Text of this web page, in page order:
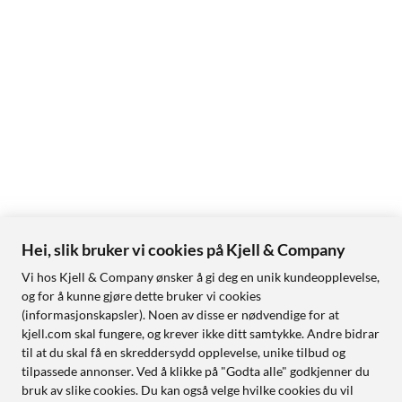
Hei, slik bruker vi cookies på Kjell & Company
Vi hos Kjell & Company ønsker å gi deg en unik kundeopplevelse,
og for å kunne gjøre dette bruker vi cookies
(informasjonskapsler). Noen av disse er nødvendige for at
kjell.com skal fungere, og krever ikke ditt samtykke. Andre bidrar
til at du skal få en skreddersydd opplevelse, unike tilbud og
tilpassede annonser. Ved å klikke på "Godta alle" godkjenner du
bruk av slike cookies. Du kan også velge hvilke cookies du vil